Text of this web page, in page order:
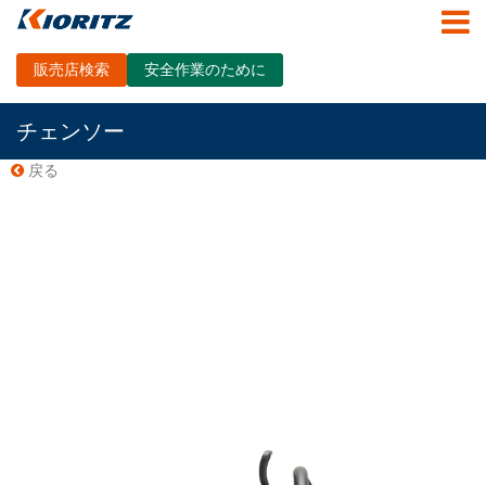
販売店検索 安全作業のために
チェンソー
戻る